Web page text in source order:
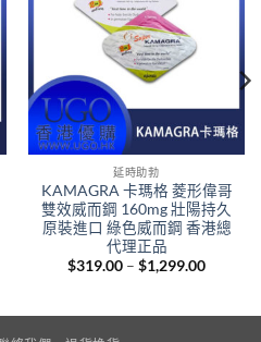
延時助勃
KAMAGRA 卡瑪格 菱形偉哥
雙效威而鋼 160mg 壯陽持久
原裝進口 綠色威而鋼 香港總
代理正品
$319.00 – $1,299.00Price